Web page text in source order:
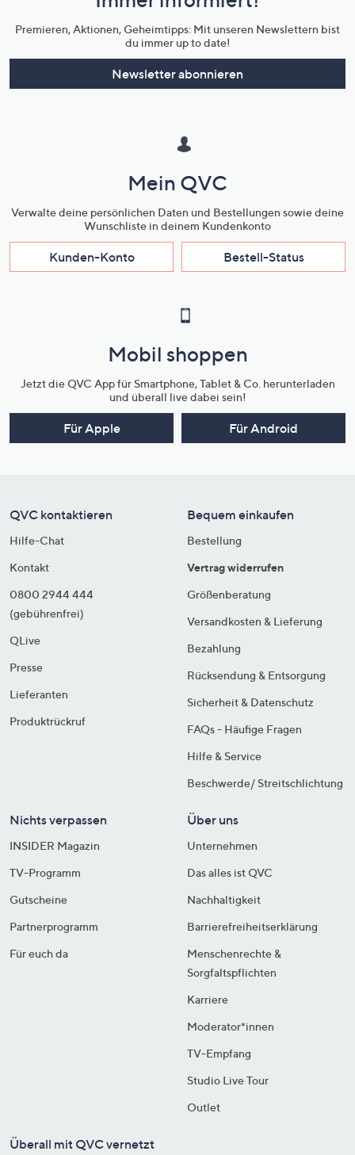
Unternehmensinformationen
Premieren, Aktionen, Geheimtipps: Mit unseren Newslettern bist
du immer up to date!
Newsletter abonnieren
Mein QVC
Verwalte deine persönlichen Daten und Bestellungen sowie deine
Wunschliste in deinem Kundenkonto
Kunden-Konto Bestell-Status
Mobil shoppen
Jetzt die QVC App für Smartphone, Tablet & Co. herunterladen
und überall live dabei sein!
Für Apple Für Android
QVC kontaktieren
Hilfe-Chat
Kontakt
0800 2944 444
(gebührenfrei)
QLive
Presse
Lieferanten
Produktrückruf
Bequem einkaufen
Bestellung
Vertrag widerrufen
Größenberatung
Versandkosten & Lieferung
Bezahlung
Rücksendung & Entsorgung
Sicherheit & Datenschutz
FAQs - Häufige Fragen
Hilfe & Service
Beschwerde/ Streitschlichtung
Nichts verpassen
INSIDER Magazin
TV-Programm
Gutscheine
Partnerprogramm
Für euch da
Über uns
Unternehmen
Das alles ist QVC
Nachhaltigkeit
Barrierefreiheitserklärung
Menschenrechte &
Sorgfaltspflichten
Karriere
Moderator*innen
TV-Empfang
Studio Live Tour
Outlet
Überall mit QVC vernetzt